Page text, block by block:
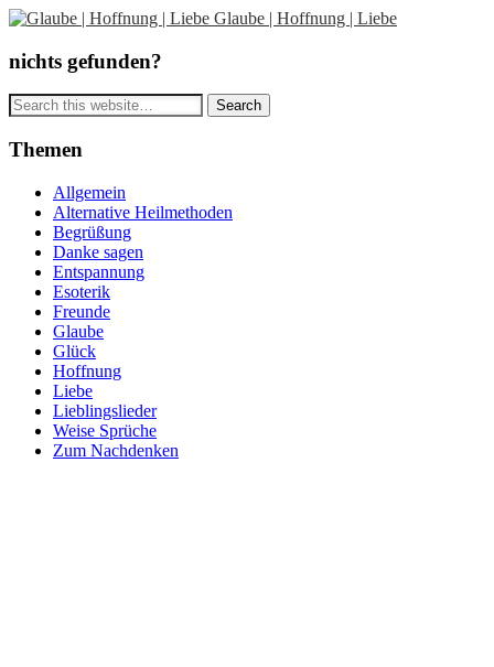
Glaube | Hoffnung | Liebe
nichts gefunden?
Themen
Allgemein
Alternative Heilmethoden
Begrüßung
Danke sagen
Entspannung
Esoterik
Freunde
Glaube
Glück
Hoffnung
Liebe
Lieblingslieder
Weise Sprüche
Zum Nachdenken